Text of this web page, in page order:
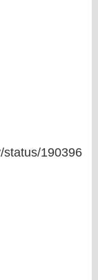
status/190396